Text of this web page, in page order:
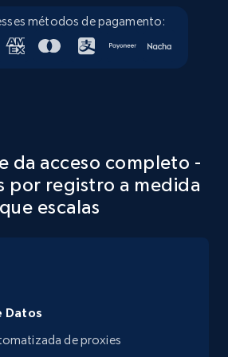
search
Name, Category,
Business details, and
information - Collect
métodos de pagamento:
da acceso completo -
por registro a medida
que escalas
Datos
de proxies